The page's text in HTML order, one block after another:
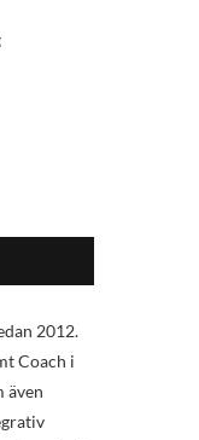
2012.
Coach i
även